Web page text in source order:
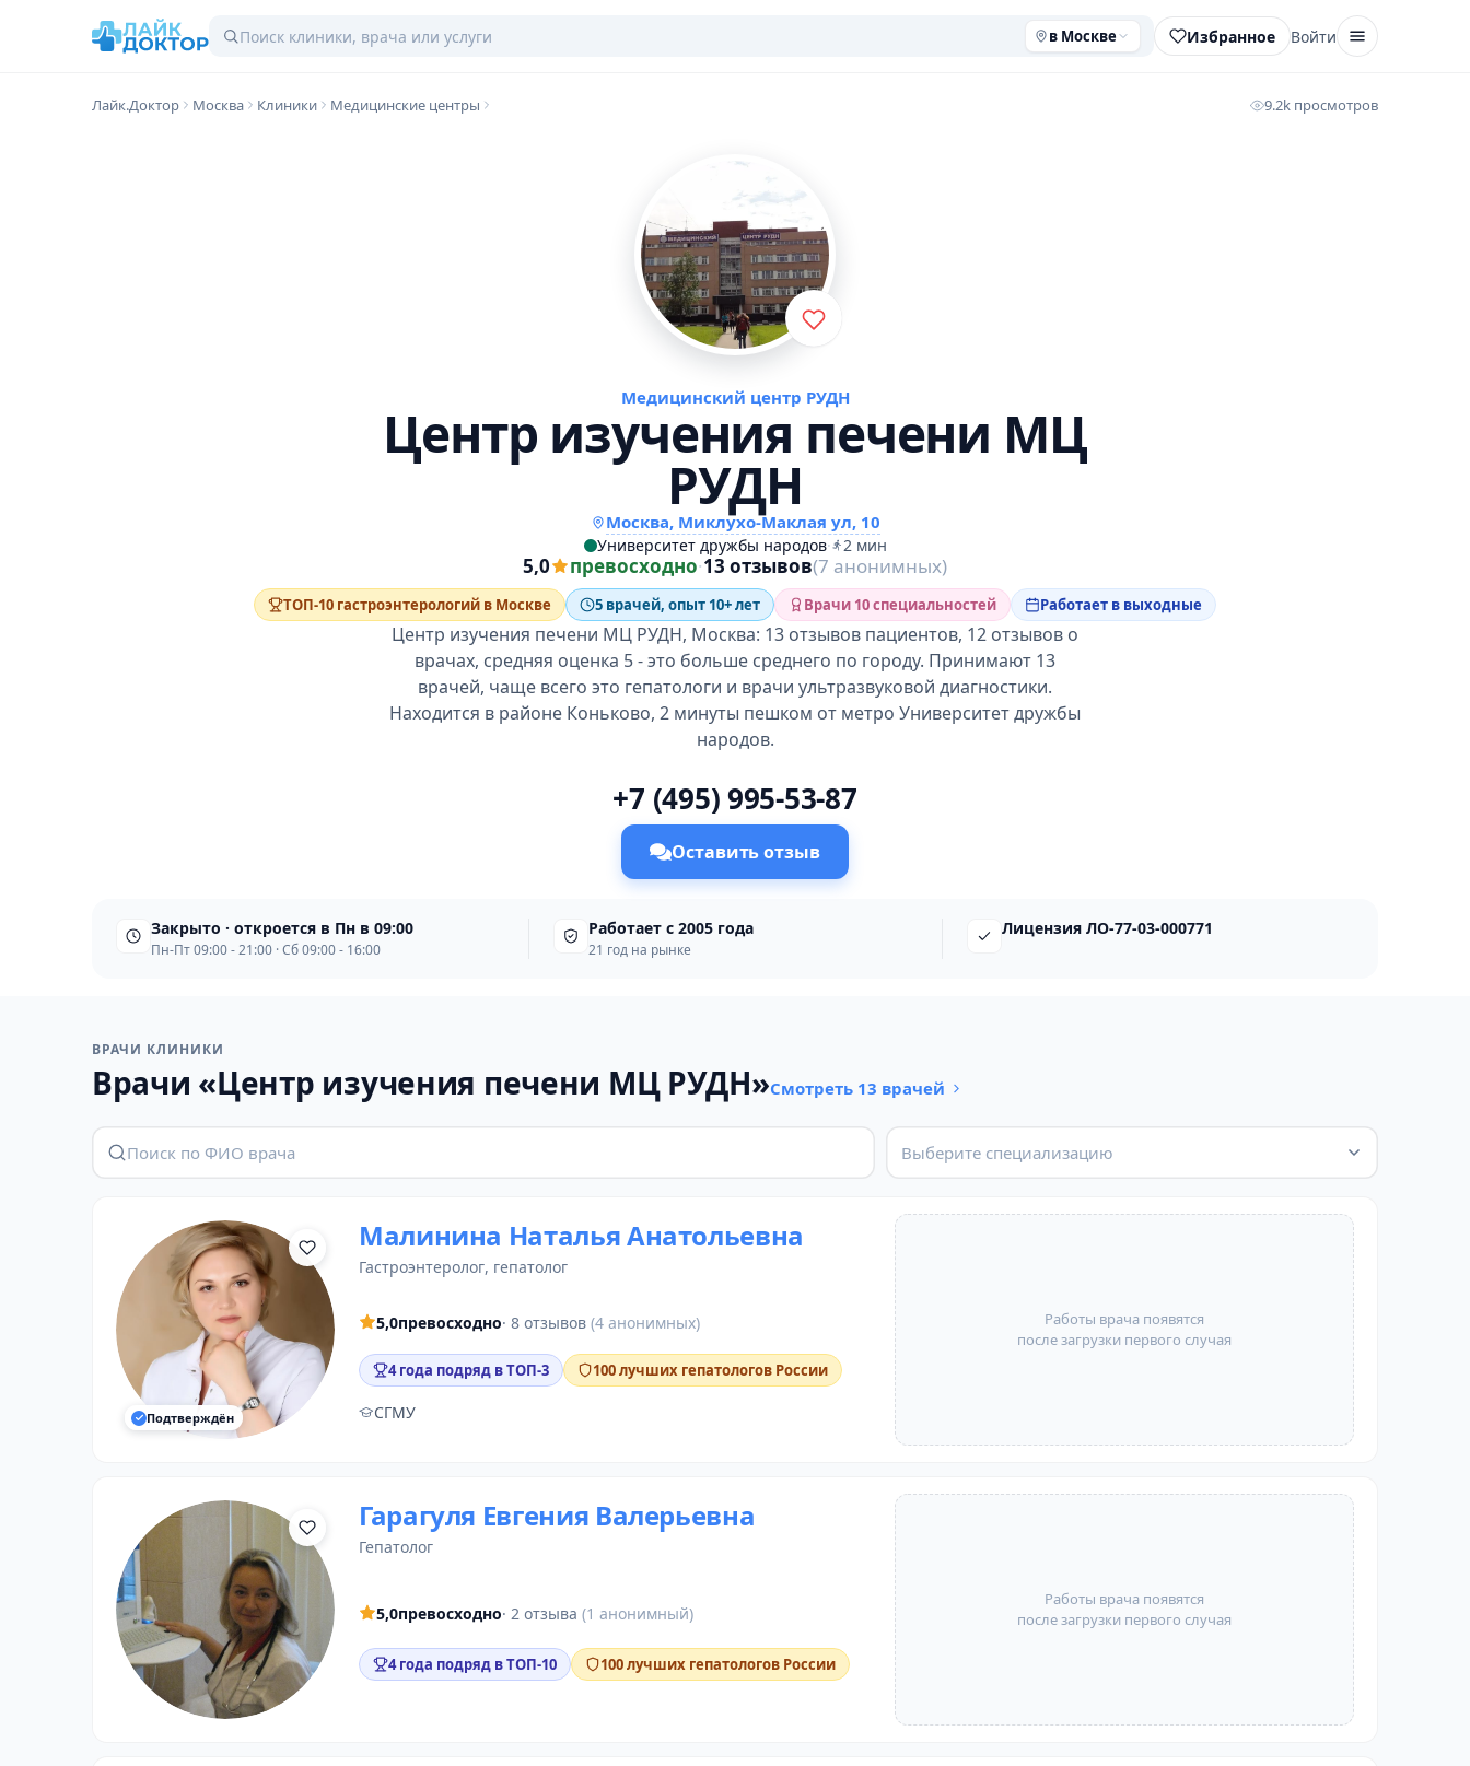
в Москве Избранное Войти
Лайк.Доктор Москва Клиники Медицинские центры 9.2k просмотров
Медицинский центр РУДН
Центр изучения печени МЦ
РУДН
Москва, Миклухо-Маклая ул, 10
Университет дружбы народов· 2 мин
5,0 превосходно·13 отзывов(7 анонимных)
ТОП-10 гастроэнтерологий в Москве 5 врачей, опыт 10+ лет Врачи 10 специальностей Работает в выходные
Центр изучения печени МЦ РУДН, Москва: 13 отзывов пациентов, 12 отзывов о
врачах, средняя оценка 5 - это больше среднего по городу. Принимают 13
врачей, чаще всего это гепатологи и врачи ультразвуковой диагностики.
Находится в районе Коньково, 2 минуты пешком от метро Университет дружбы
народов.
+7 (495) 995-53-87
Оставить отзыв
Закрыто · откроется в Пн в 09:00
Пн-Пт 09:00 - 21:00 · Сб 09:00 - 16:00
Работает с 2005 года
21 год на рынке
Лицензия ЛО-77-03-000771
ВРАЧИ КЛИНИКИ
Врачи «Центр изучения печени МЦ РУДН»Смотреть 13 врачей
Выберите специализацию
Подтверждён
Малинина Наталья Анатольевна
гастроэнтеролог, гепатолог
5,0превосходно· 8 отзывов (4 анонимных)
4 года подряд в ТОП-3 100 лучших гепатологов России
СГМУ
Работы врача появятся
после загрузки первого случая
Гарагуля Евгения Валерьевна
гепатолог
5,0превосходно· 2 отзыва (1 анонимный)
4 года подряд в ТОП-10 100 лучших гепатологов России
Работы врача появятся
после загрузки первого случая